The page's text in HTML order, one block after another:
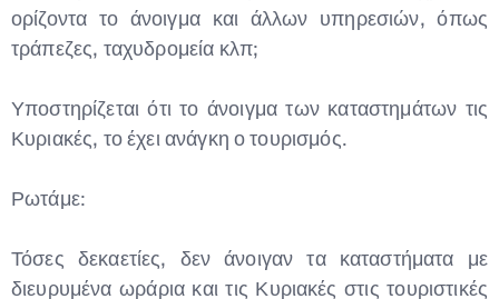
ορίζοντα το άνοιγμα και άλλων υπηρεσιών, όπως
τράπεζες, ταχυδρομεία κλπ;
Υποστηρίζεται ότι το άνοιγμα των καταστημάτων τις
Κυριακές, το έχει ανάγκη ο τουρισμός.
Ρωτάμε:
Τόσες δεκαετίες, δεν άνοιγαν τα καταστήματα με
διευρυμένα ωράρια και τις Κυριακές στις τουριστικές